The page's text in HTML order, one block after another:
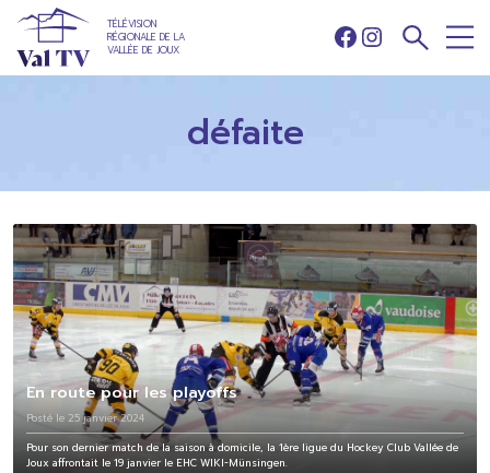
TÉLÉVISION
RÉGIONALE DE LA
VALLÉE DE JOUX
Facebook
Instagram
défaite
En route pour les playoffs
Posté le 25 janvier 2024
Pour son dernier match de la saison à domicile, la 1ère ligue du Hockey Club Vallée de
Joux affrontait le 19 janvier le EHC WIKI-Münsingen.